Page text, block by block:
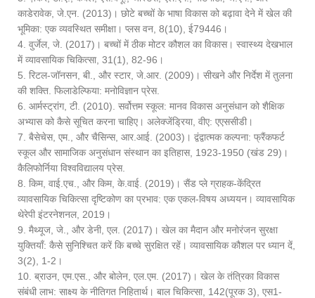
काडेरावेक, जे.एन. (2013)। छोटे बच्चों के भाषा विकास को बढ़ावा देने में खेल की
भूमिका: एक व्यवस्थित समीक्षा। प्लस वन, 8(10), ई79446।
4. वुर्जेल, जे. (2017)। बच्चों में ठीक मोटर कौशल का विकास। स्वास्थ्य देखभाल
में व्यावसायिक चिकित्सा, 31(1), 82-96।
5. रिटल-जॉनसन, बी., और स्टार, जे.आर. (2009)। सीखने और निर्देश में तुलना
की शक्ति. फिलाडेल्फिया: मनोविज्ञान प्रेस.
6. आर्मस्ट्रांग, टी. (2010). सर्वोत्तम स्कूल: मानव विकास अनुसंधान को शैक्षिक
अभ्यास को कैसे सूचित करना चाहिए। अलेक्जेंड्रिया, वीए: एएससीडी।
7. बैसेचेस, एम., और चैसिन्स, आर.आई. (2003)। द्वंद्वात्मक कल्पना: फ्रैंकफर्ट
स्कूल और सामाजिक अनुसंधान संस्थान का इतिहास, 1923-1950 (खंड 29)।
कैलिफोर्निया विश्वविद्यालय प्रेस.
8. किम, वाई.एच., और किम, के.वाई. (2019)। सैंड प्ले ग्राहक-केंद्रित
व्यावसायिक चिकित्सा दृष्टिकोण का प्रभाव: एक एकल-विषय अध्ययन। व्यावसायिक
थेरेपी इंटरनेशनल, 2019।
9. मैथ्यूज, जे., और डेनी, एल. (2017)। खेल का मैदान और मनोरंजन सुरक्षा
युक्तियाँ: कैसे सुनिश्चित करें कि बच्चे सुरक्षित रहें। व्यावसायिक कौशल पर ध्यान दें,
3(2), 1-2।
10. ब्राउन, एम.एस., और बोलेन, एल.एम. (2017)। खेल के तंत्रिका विकास
संबंधी लाभ: साक्ष्य के नीतिगत निहितार्थ। बाल चिकित्सा, 142(पूरक 3), एस1-